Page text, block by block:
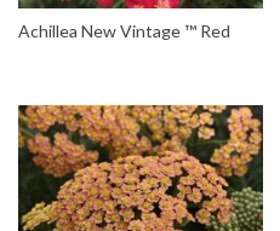
Achillea New Vintage ™ Red